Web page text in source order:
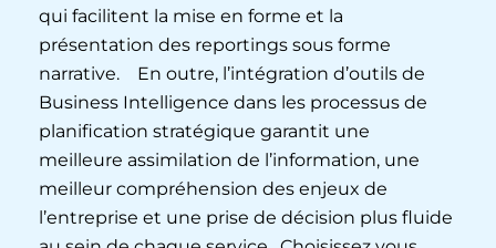
qui facilitent la mise en forme et la
présentation des reportings sous forme
narrative. En outre, l’intégration d’outils de
Business Intelligence dans les processus de
planification stratégique garantit une
meilleure assimilation de l’information, une
meilleur compréhension des enjeux de
l’entreprise et une prise de décision plus fluide